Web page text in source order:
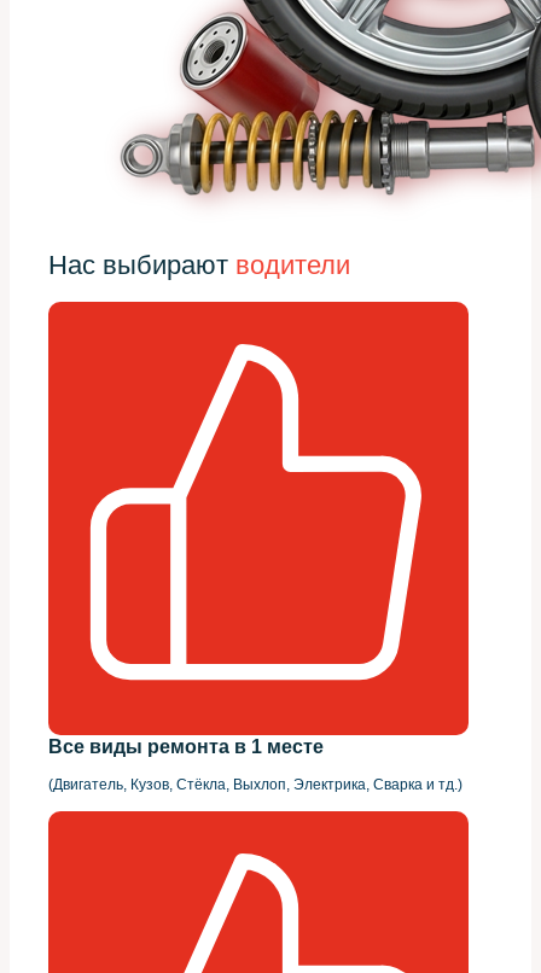
Нас выбирают водители
Все виды ремонта в 1 месте
(Двигатель, Кузов, Стёкла, Выхлоп, Электрика, Сварка и тд.)